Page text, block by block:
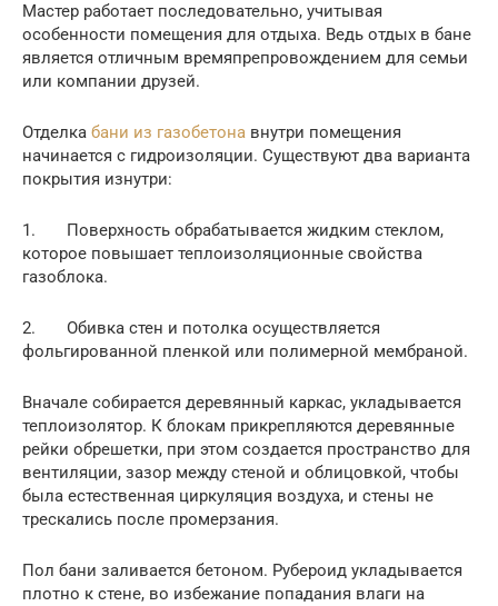
Мастер работает последовательно, учитывая
особенности помещения для отдыха. Ведь отдых в бане
является отличным времяпрепровождением для семьи
или компании друзей.
Отделка бани из газобетона внутри помещения
начинается с гидроизоляции. Существуют два варианта
покрытия изнутри:
1. Поверхность обрабатывается жидким стеклом,
которое повышает теплоизоляционные свойства
газоблока.
2. Обивка стен и потолка осуществляется
фольгированной пленкой или полимерной мембраной.
Вначале собирается деревянный каркас, укладывается
теплоизолятор. К блокам прикрепляются деревянные
рейки обрешетки, при этом создается пространство для
вентиляции, зазор между стеной и облицовкой, чтобы
была естественная циркуляция воздуха, и стены не
трескались после промерзания.
Пол бани заливается бетоном. Рубероид укладывается
плотно к стене, во избежание попадания влаги на